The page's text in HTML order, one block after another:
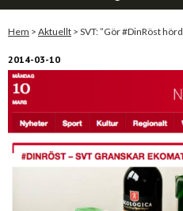
Bli medlem
Kontakt
För studenter English
Hem > Aktuellt > SVT: ”Gör #DinRöst
2014-03-10